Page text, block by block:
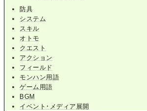
防具
システム
スキル
オトモ
クエスト
アクション
フィールド
モンハン用語
ゲーム用語
BGM
イベント･メディア展開